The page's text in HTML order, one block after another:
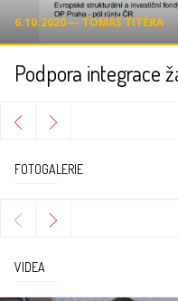
6.10.2020 ― TOMÁŠ TITĚRA
FOTOGALERIE
VIDEA